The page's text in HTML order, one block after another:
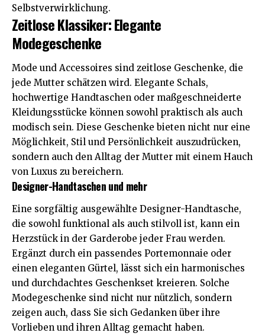
Selbstverwirklichung.
Zeitlose Klassiker: Elegante
Modegeschenke
Mode und Accessoires sind zeitlose Geschenke, die
jede Mutter schätzen wird. Elegante Schals,
hochwertige Handtaschen oder maßgeschneiderte
Kleidungsstücke können sowohl praktisch als auch
modisch sein. Diese Geschenke bieten nicht nur eine
Möglichkeit, Stil und Persönlichkeit auszudrücken,
sondern auch den Alltag der Mutter mit einem Hauch
von Luxus zu bereichern.
Designer-Handtaschen und mehr
Eine sorgfältig ausgewählte Designer-Handtasche,
die sowohl funktional als auch stilvoll ist, kann ein
Herzstück in der Garderobe jeder Frau werden.
Ergänzt durch ein passendes Portemonnaie oder
einen eleganten Gürtel, lässt sich ein harmonisches
und durchdachtes Geschenkset kreieren. Solche
Modegeschenke sind nicht nur nützlich, sondern
zeigen auch, dass Sie sich Gedanken über ihre
Vorlieben und ihren Alltag gemacht haben.